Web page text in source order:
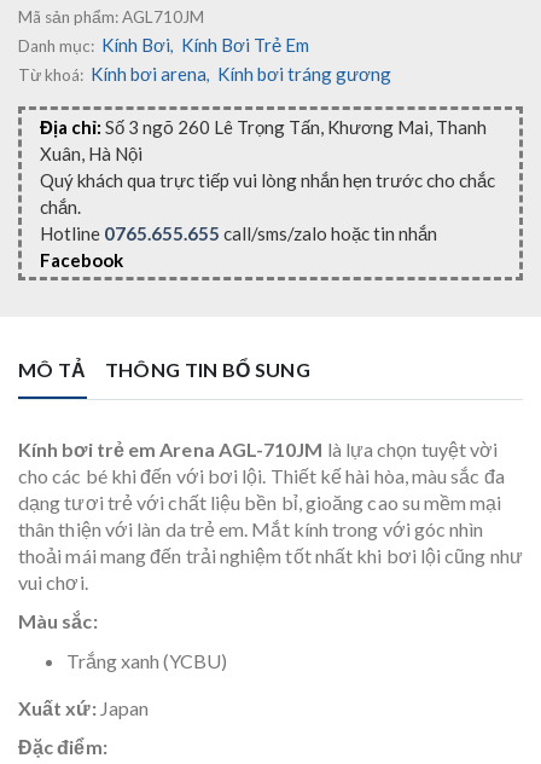
Mã sản phẩm:AGL710JM
Danh mục: Kính Bơi, Kính Bơi Trẻ Em
Từ khoá: Kính bơi arena, Kính bơi tráng gương
Địa chỉ: Số 3 ngõ 260 Lê Trọng Tấn, Khương Mai, Thanh
Xuân, Hà Nội
Quý khách qua trực tiếp vui lòng nhắn hẹn trước cho chắc
chắn.
Hotline 0765.655.655 call/sms/zalo hoặc tin nhắn
Facebook
MÔ TẢ THÔNG TIN BỔ SUNG
Kính bơi trẻ em Arena AGL-710JM là lựa chọn tuyệt vời
cho các bé khi đến với bơi lội. Thiết kế hài hòa, màu sắc đa
dạng tươi trẻ với chất liệu bền bỉ, gioăng cao su mềm mại
thân thiện với làn da trẻ em. Mắt kính trong với góc nhìn
thoải mái mang đến trải nghiệm tốt nhất khi bơi lội cũng như
vui chơi.
Màu sắc:
Trắng xanh (YCBU)
Xuất xứ:Japan
Đặc điểm: